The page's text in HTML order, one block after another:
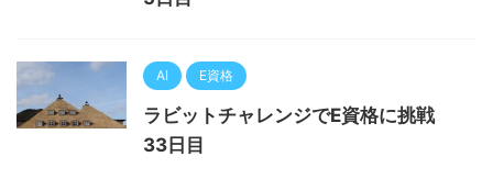
AI E資格
ラビットチャレンジでE資格に挑戦
33日目